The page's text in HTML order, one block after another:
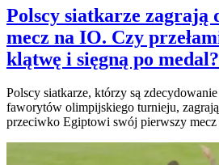
Polscy siatkarze zagrają
mecz na IO. Czy
klątwę i sięgną po medal?
Polscy siatkarze, którzy są
faworytów olimpijskiego turnieju,
przeciwko Egiptowi swój pierwszy